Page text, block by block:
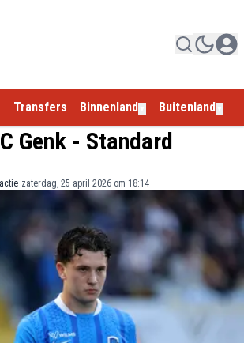
Transfers Binnenland Buitenland
Genk - Standard
zaterdag, 25 april 2026 om 18:14